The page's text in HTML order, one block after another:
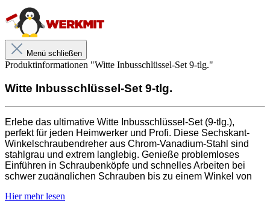
Menü schließen
Produktinformationen "Witte Inbusschlüssel-Set 9-tlg."
Witte Inbusschlüssel-Set 9-tlg.
Erlebe das ultimative Witte Inbusschlüssel-Set (9-tlg.),
perfekt für jeden Heimwerker und Profi. Diese Sechskant-
Winkelschraubendreher aus Chrom-Vanadium-Stahl sind
stahlgrau und extrem langlebig. Genieße problemloses
Einführen in Schraubenköpfe und schnelles Arbeiten bei
schwer zugänglichen Schrauben bis zu einem Winkel von